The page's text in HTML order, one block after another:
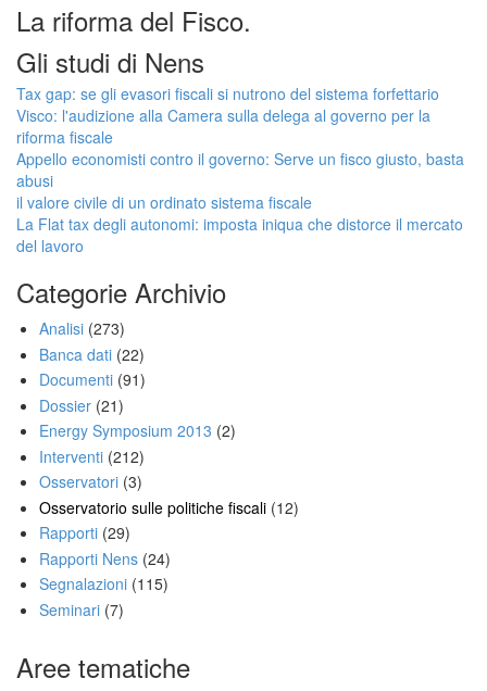
La riforma del Fisco.
Gli studi di Nens
Tax gap: se gli evasori fiscali si nutrono del sistema forfettario
Visco: l'audizione alla Camera sulla delega al governo per la
riforma fiscale
Appello economisti contro il governo: Serve un fisco giusto, basta
abusi
il valore civile di un ordinato sistema fiscale
La Flat tax degli autonomi: imposta iniqua che distorce il mercato
del lavoro
Categorie Archivio
Analisi (273)
Banca dati (22)
Documenti (91)
Dossier (21)
Energy Symposium 2013 (2)
Interventi (212)
Osservatori (3)
Osservatorio sulle politiche fiscali (12)
Rapporti (29)
Rapporti Nens (24)
Segnalazioni (115)
Seminari (7)
Aree tematiche